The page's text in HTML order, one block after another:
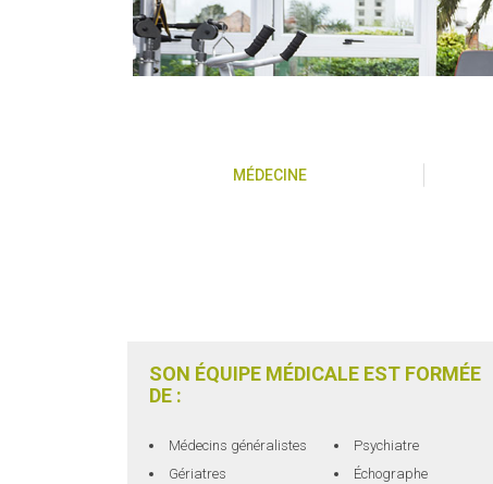
MÉDECINE
SON ÉQUIPE MÉDICALE EST FORMÉE
DE :
Médecins généralistes
Gériatres
Psychiatre
Échographe